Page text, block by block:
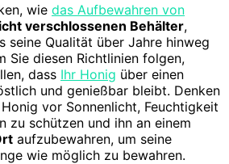
wie das Aufbewahren von
verschlossenen Behälter,
seine Qualität über Jahre hinweg
Sie diesen Richtlinien folgen,
dass Ihr Honig über einen
und genießbar bleibt. Denken
vor Sonnenlicht, Feuchtigkeit
zu schützen und ihn an einem
aufzubewahren, um seine
wie möglich zu bewahren.